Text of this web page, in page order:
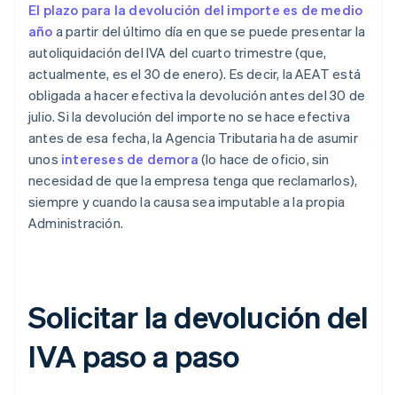
El plazo para la devolución del importe es de medio
año a partir del último día en que se puede presentar la
autoliquidación del IVA del cuarto trimestre (que,
actualmente, es el 30 de enero). Es decir, la AEAT está
obligada a hacer efectiva la devolución antes del 30 de
julio. Si la devolución del importe no se hace efectiva
antes de esa fecha, la Agencia Tributaria ha de asumir
unos intereses de demora (lo hace de oficio, sin
necesidad de que la empresa tenga que reclamarlos),
siempre y cuando la causa sea imputable a la propia
Administración.
Solicitar la devolución del
IVA paso a paso